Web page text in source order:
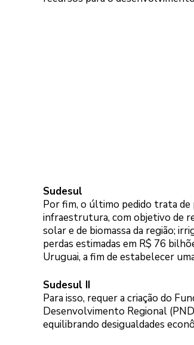
Sudesul
Por fim, o último pedido trata
infraestrutura, com objetivo de
solar e de biomassa da região;
perdas estimadas em R$ 76
Uruguai, a fim de estabelecer
Sudesul II
Para isso, requer a criação do
Desenvolvimento Regional
equilibrando desigualdades